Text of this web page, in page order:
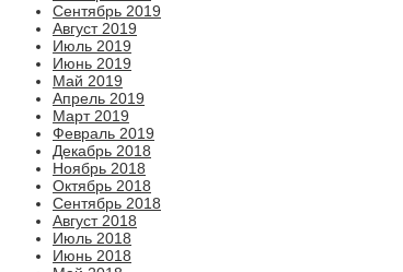
Сентябрь 2019
Август 2019
Июль 2019
Июнь 2019
Май 2019
Апрель 2019
Март 2019
Февраль 2019
Декабрь 2018
Ноябрь 2018
Октябрь 2018
Сентябрь 2018
Август 2018
Июль 2018
Июнь 2018